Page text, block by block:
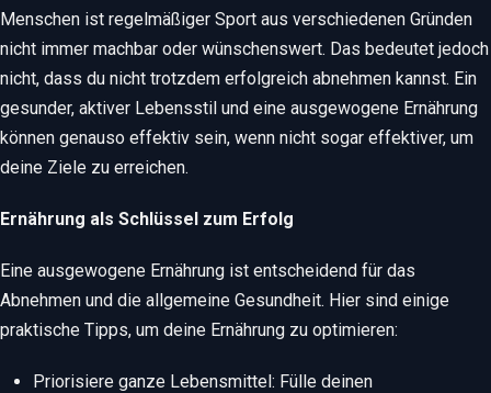
Menschen ist regelmäßiger Sport aus verschiedenen Gründen
nicht immer machbar oder wünschenswert. Das bedeutet jedoch
nicht, dass du nicht trotzdem erfolgreich abnehmen kannst. Ein
gesunder, aktiver Lebensstil und eine ausgewogene Ernährung
können genauso effektiv sein, wenn nicht sogar effektiver, um
deine Ziele zu erreichen.
Ernährung als Schlüssel zum Erfolg
Eine ausgewogene Ernährung ist entscheidend für das
Abnehmen und die allgemeine Gesundheit. Hier sind einige
praktische Tipps, um deine Ernährung zu optimieren:
Priorisiere ganze Lebensmittel: Fülle deinen